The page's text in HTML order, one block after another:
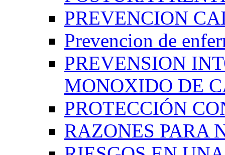
PREVENCION
Prevencion de
PREVENSION
MONOXIDO DE
PROTECCIÓN
RAZONES PARA